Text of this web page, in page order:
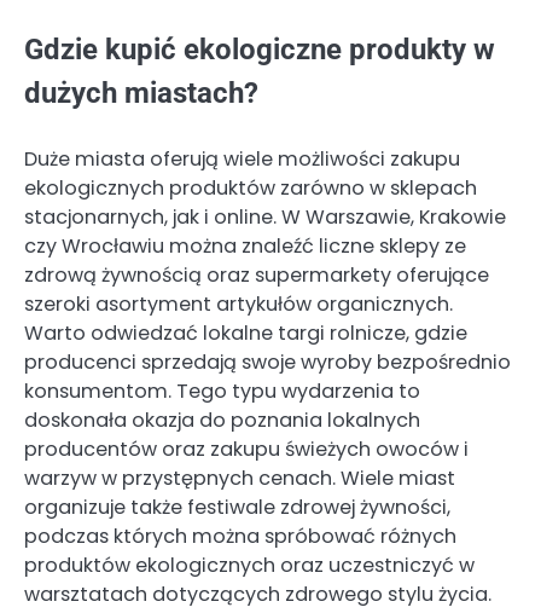
Gdzie kupić ekologiczne produkty w
dużych miastach?
Duże miasta oferują wiele możliwości zakupu
ekologicznych produktów zarówno w sklepach
stacjonarnych, jak i online. W Warszawie, Krakowie
czy Wrocławiu można znaleźć liczne sklepy ze
zdrową żywnością oraz supermarkety oferujące
szeroki asortyment artykułów organicznych.
Warto odwiedzać lokalne targi rolnicze, gdzie
producenci sprzedają swoje wyroby bezpośrednio
konsumentom. Tego typu wydarzenia to
doskonała okazja do poznania lokalnych
producentów oraz zakupu świeżych owoców i
warzyw w przystępnych cenach. Wiele miast
organizuje także festiwale zdrowej żywności,
podczas których można spróbować różnych
produktów ekologicznych oraz uczestniczyć w
warsztatach dotyczących zdrowego stylu życia.